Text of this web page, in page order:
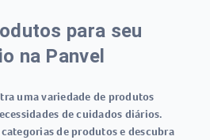
para seu
na Panvel
uma variedade de produtos
de cuidados diários.
de produtos e descubra